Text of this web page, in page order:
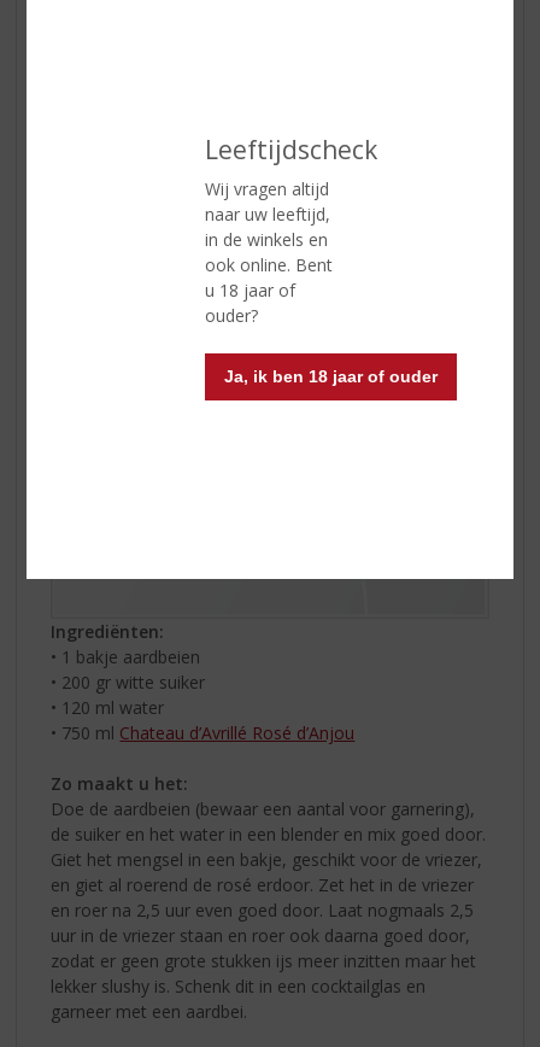
Leeftijdscheck
Wij vragen altijd
naar uw leeftijd,
in de winkels en
ook online. Bent
u 18 jaar of
ouder?
Ja, ik ben 18 jaar of ouder
Neem een grote glazen kan en vul deze met de rosé,
koelkast. Schenk dit mengsel dan in een mooi glas en
vul aan met ijsblokjes en spa rood. Garneren met een
Ingrediënten:
• 1 bakje aardbeien
• 200 gr witte suiker
• 120 ml water
• 750 ml Chateau d’Avrillé Rosé d’Anjou
Zo maakt u het:
Doe de aardbeien (bewaar een aantal voor garnering),
de suiker en het water in een blender en mix goed door.
Giet het mengsel in een bakje, geschikt voor de vriezer,
en giet al roerend de rosé erdoor. Zet het in de vriezer
en roer na 2,5 uur even goed door. Laat nogmaals 2,5
uur in de vriezer staan en roer ook daarna goed door,
zodat er geen grote stukken ijs meer inzitten maar het
lekker slushy is. Schenk dit in een cocktailglas en
garneer met een aardbei.